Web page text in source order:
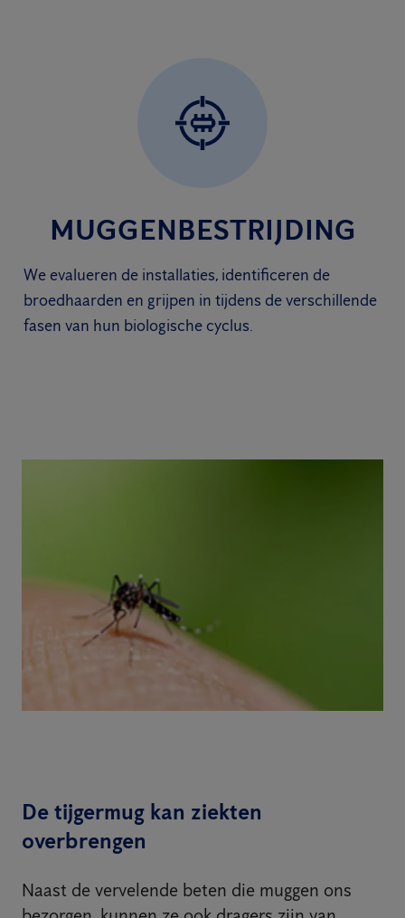
MUGGENBESTRIJDING
We evalueren de installaties, identificeren de
broedhaarden en grijpen in tijdens de verschillende
fasen van hun biologische cyclus.
De tijgermug kan ziekten
overbrengen
Naast de vervelende beten die muggen ons